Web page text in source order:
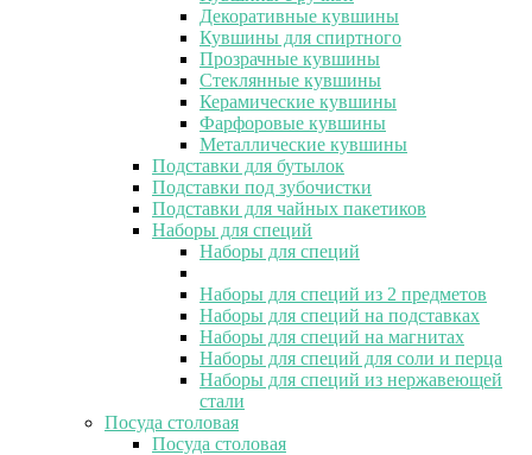
Декоративные кувшины
Кувшины для спиртного
Прозрачные кувшины
Стеклянные кувшины
Керамические кувшины
Фарфоровые кувшины
Металлические кувшины
Подставки для бутылок
Подставки под зубочистки
Подставки для чайных пакетиков
Наборы для специй
Наборы для специй
Наборы для специй из 2 предметов
Наборы для специй на подставках
Наборы для специй на магнитах
Наборы для специй для соли и перца
Наборы для специй из нержавеющей
стали
Посуда столовая
Посуда столовая